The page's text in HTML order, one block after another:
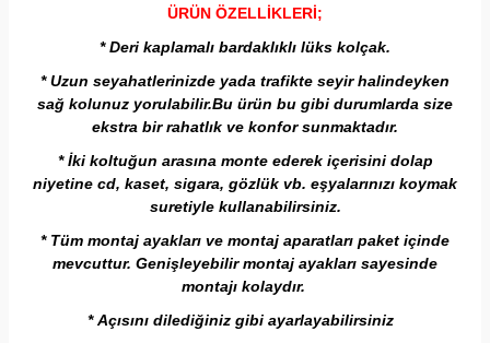
ÜRÜN ÖZELLİKLERİ;
*Deri kaplamalı bardaklıklı lüks kolçak.
* Uzun seyahatlerinizde yada trafikte seyir halindeyken
sağ kolunuz yorulabilir.Bu ürün bu gibi durumlarda size
ekstra bir rahatlık ve konfor sunmaktadır.
* İki koltuğun arasına monte ederek içerisini dolap
niyetine cd, kaset, sigara, gözlük vb. eşyalarınızı koymak
suretiyle kullanabilirsiniz.
* Tüm montaj ayakları ve montaj aparatları paket içinde
mevcuttur. Genişleyebilir montaj ayakları sayesinde
montajı kolaydır.
* Açısını dilediğiniz gibi ayarlayabilirsiniz